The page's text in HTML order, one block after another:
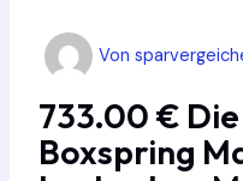
Von
733.00 €
Boxspring